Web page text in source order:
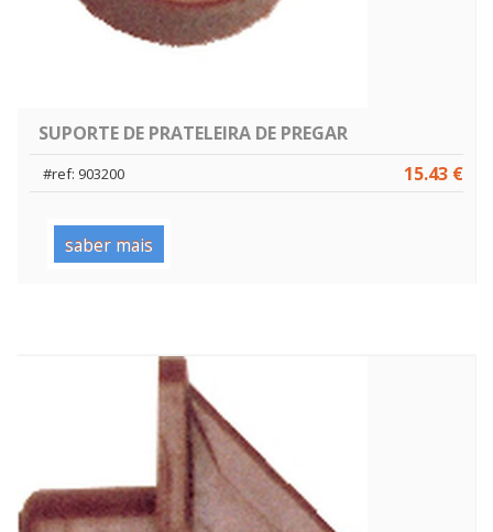
SUPORTE DE PRATELEIRA DE PREGAR
15.43 €
#ref: 903200
saber mais